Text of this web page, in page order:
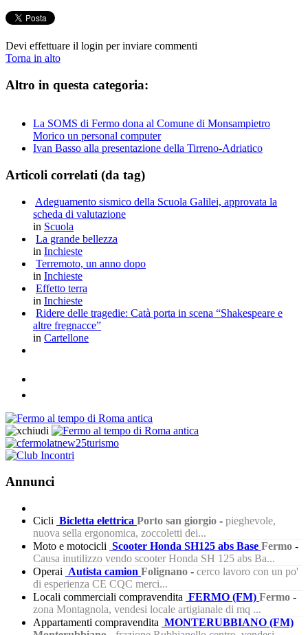
Devi effettuare il login per inviare commenti
Torna in alto
Altro in questa categoria:
La SOMS di Fermo dona al Comune di Monsampietro
Morico un personal computer
Ivan Basso alla presentazione della Tirreno-Adriatico
Articoli correlati (da tag)
Adeguamento sismico della Scuola Galilei, approvata la
scheda di valutazione
in Scuola
La grande bellezza
in Inchieste
Terremoto, un anno dopo
in Inchieste
Effetto terra
in Inchieste
Ridere delle tragedie: Catà porta in scena “Shakespeare e
altre fregnacce”
in Cartellone
Annunci
Cicli Bicletta elettrica Porto san giorgio - pieghevole,
nuova sella ergonomica, zoccoletti dei...
Moto e motocicli Scooter Honda SH125 abs Base Fermo -
Causa inutilizzo vendo scooter Honda SH 125 abs Ba...
Operai Autista camion Folignano - cerco lavoro con un po'
di esperienza CE CQC merci...
Locali commerciali compravendita FERMO (FM) Fermo -
zona Montagnola, vendesi locale artigianale di mq ...
Appartamenti compravendita MONTERUBBIANO (FM)